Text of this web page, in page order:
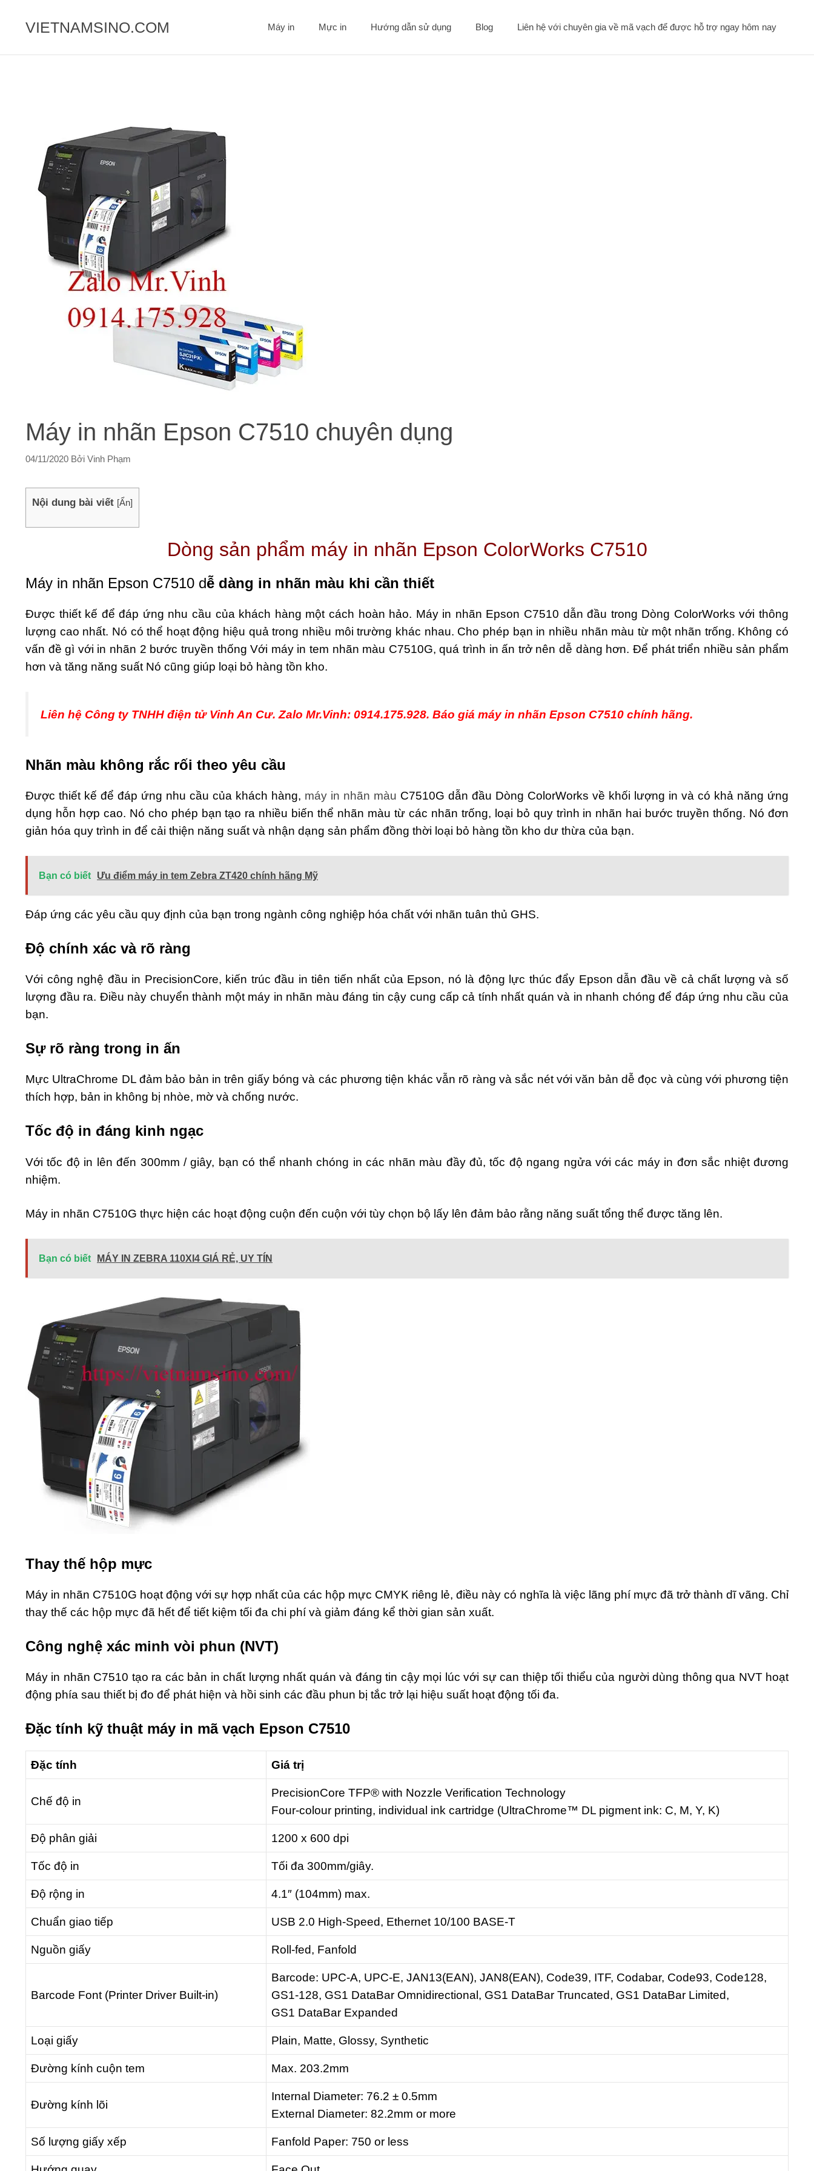
dung
VIETNAMSINO.COM Máy in Mực in Hướng dẫn sử dụng Blog Liên hệ với chuyên gia về mã vạch để được hỗ trợ ngay hôm nay
Máy in nhãn Epson C7510 chuyên dụng
04/11/2020 Bởi Vinh Phạm
Nội dung bài viết [Ẩn]
Dòng sản phẩm máy in nhãn Epson ColorWorks C7510
Máy in nhãn Epson C7510 dễ dàng in nhãn màu khi cần thiết
Được thiết kế để đáp ứng nhu cầu của khách hàng một cách hoàn hảo. Máy in nhãn Epson C7510 dẫn đầu trong Dòng ColorWorks với thông
lượng cao nhất. Nó có thể hoạt động hiệu quả trong nhiều môi trường khác nhau. Cho phép bạn in nhiều nhãn màu từ một nhãn trống. Không có
vấn đề gì với in nhãn 2 bước truyền thống Với máy in tem nhãn màu C7510G, quá trình in ấn trở nên dễ dàng hơn. Để phát triển nhiều sản phẩm
hơn và tăng năng suất Nó cũng giúp loại bỏ hàng tồn kho.
Liên hệ Công ty TNHH điện tử Vinh An Cư. Zalo Mr.Vinh: 0914.175.928. Báo giá máy in nhãn Epson C7510 chính hãng.
Nhãn màu không rắc rối theo yêu cầu
Được thiết kế để đáp ứng nhu cầu của khách hàng, máy in nhãn màu C7510G dẫn đầu Dòng ColorWorks về khối lượng in và có khả năng ứng
dụng hỗn hợp cao. Nó cho phép bạn tạo ra nhiều biến thể nhãn màu từ các nhãn trống, loại bỏ quy trình in nhãn hai bước truyền thống. Nó đơn
giản hóa quy trình in để cải thiện năng suất và nhận dạng sản phẩm đồng thời loại bỏ hàng tồn kho dư thừa của bạn.
Bạn có biết Ưu điểm máy in tem Zebra ZT420 chính hãng Mỹ
Đáp ứng các yêu cầu quy định của bạn trong ngành công nghiệp hóa chất với nhãn tuân thủ GHS.
Độ chính xác và rõ ràng
Với công nghệ đầu in PrecisionCore, kiến ​​trúc đầu in tiên tiến nhất của Epson, nó là động lực thúc đẩy Epson dẫn đầu về cả chất lượng và số
lượng đầu ra. Điều này chuyển thành một máy in nhãn màu đáng tin cậy cung cấp cả tính nhất quán và in nhanh chóng để đáp ứng nhu cầu của
bạn.
Sự rõ ràng trong in ấn
Mực UltraChrome DL đảm bảo bản in trên giấy bóng và các phương tiện khác vẫn rõ ràng và sắc nét với văn bản dễ đọc và cùng với phương tiện
thích hợp, bản in không bị nhòe, mờ và chống nước.
Tốc độ in đáng kinh ngạc
Với tốc độ in lên đến 300mm / giây, bạn có thể nhanh chóng in các nhãn màu đầy đủ, tốc độ ngang ngửa với các máy in đơn sắc nhiệt đương
nhiệm.
Máy in nhãn C7510G thực hiện các hoạt động cuộn đến cuộn với tùy chọn bộ lấy lên đảm bảo rằng năng suất tổng thể được tăng lên.
Bạn có biết MÁY IN ZEBRA 110XI4 GIÁ RẺ, UY TÍN
Thay thế hộp mực
Máy in nhãn C7510G hoạt động với sự hợp nhất của các hộp mực CMYK riêng lẻ, điều này có nghĩa là việc lãng phí mực đã trở thành dĩ vãng. Chỉ
thay thế các hộp mực đã hết để tiết kiệm tối đa chi phí và giảm đáng kể thời gian sản xuất.
Công nghệ xác minh vòi phun (NVT)
Máy in nhãn C7510 tạo ra các bản in chất lượng nhất quán và đáng tin cậy mọi lúc với sự can thiệp tối thiểu của người dùng thông qua NVT hoạt
động phía sau thiết bị đo để phát hiện và hồi sinh các đầu phun bị tắc trở lại hiệu suất hoạt động tối đa.
Đặc tính kỹ thuật máy in mã vạch Epson C7510
Đặc tính Giá trị
Chế độ in
PrecisionCore TFP® with Nozzle Verification Technology
Four-colour printing, individual ink cartridge (UltraChrome™ DL pigment ink: C, M, Y, K)
Độ phân giải 1200 x 600 dpi
Tốc độ in Tối đa 300mm/giây.
Độ rộng in 4.1″ (104mm) max.
Chuẩn giao tiếp USB 2.0 High-Speed, Ethernet 10/100 BASE-T
Nguồn giấy Roll-fed, Fanfold
Barcode Font (Printer Driver Built-in)
Barcode: UPC-A, UPC-E, JAN13(EAN), JAN8(EAN), Code39, ITF, Codabar, Code93, Code128,
GS1-128, GS1 DataBar Omnidirectional, GS1 DataBar Truncated, GS1 DataBar Limited,
GS1 DataBar Expanded
Loại giấy Plain, Matte, Glossy, Synthetic
Đường kính cuộn tem Max. 203.2mm
Đường kính lõi
Internal Diameter: 76.2 ± 0.5mm
External Diameter: 82.2mm or more
Số lượng giấy xếp Fanfold Paper: 750 or less